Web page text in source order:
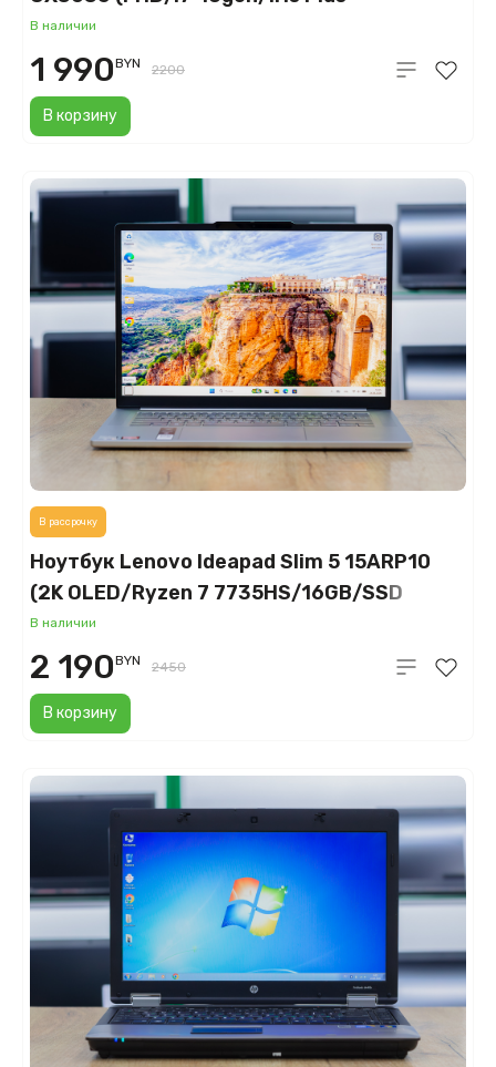
Graphics/16GB/SSD 512GB)
В наличии
В корзину
1 990BYN 2200
Ноутбук Lenovo Ideapad Slim 5 15ARP10
(2K OLED/Ryzen 7 7735HS/16GB/SSD
512GB)
В наличии
В корзину
В рассрочку
2 190BYN 2450